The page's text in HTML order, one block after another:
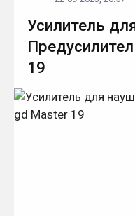
Усилитель
19